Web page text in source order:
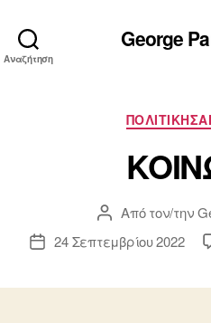
Αναζήτηση
George
Συντάκτης
άρθρου
Από τον/την
Ημ.24 Σεπτεμβρίου 2022